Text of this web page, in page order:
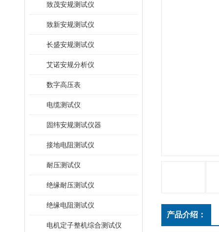
致茂安规测试仪
致新安规测试仪
长盛安规测试仪
艾诺安规分析仪
数字高压表
电缆测试仪
固纬安规测试仪器
接地电阻测试仪
耐压测试仪
绝缘耐压测试仪
绝缘电阻测试仪
电机定子整机综合测试仪
产品介绍：